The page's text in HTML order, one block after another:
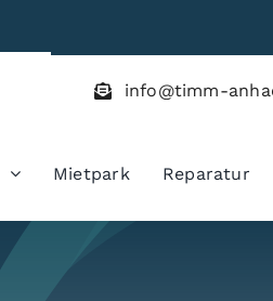
info@timm-
Mietpark Reparatur